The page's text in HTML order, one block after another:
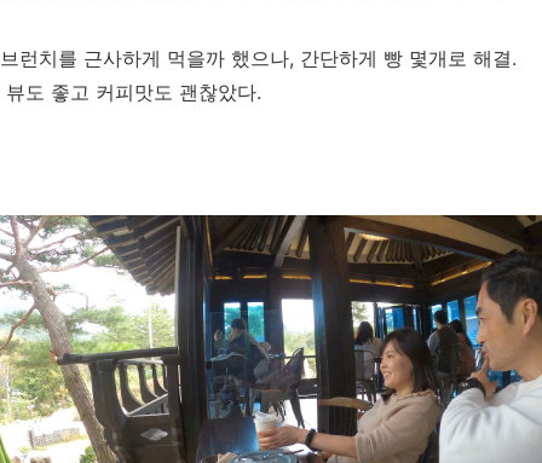
브런치를 근사하게 먹을까 했으나, 간단하게 빵 몇개로 해결.
뷰도 좋고 커피맛도 괜찮았다.